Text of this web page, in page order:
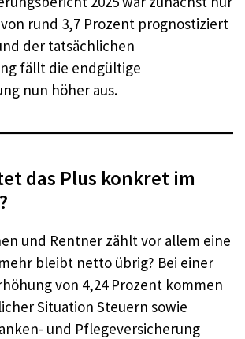
rund 3,7 Prozent prognostiziert
der tatsächlichen
fällt die endgültige
nun höher aus.
das Plus konkret im
und Rentner zählt vor allem eine
bleibt netto übrig? Bei einer
von 4,24 Prozent kommen
Situation Steuern sowie
und Pflegeversicherung